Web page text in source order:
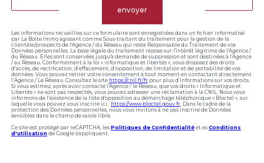
envoyer
Les informations recueillies sur ce formulaire sont enregistrées dans un fichier informatisé
par La Boite Immo agissant comme Sous-traitant du traitement pour la gestion de la
clientèle/prospects de l'Agence / du Réseau qui reste Responsable du Traitement de vos
Données personnelles. La base légale du traitement repose sur l'intérêt légitime de l'Agence /
du Réseau. Elles sont conservées jusqu'à demande de suppression et sont destinées à l'Agence
/ au Réseau. Conformément à la loi « informatique et libertés », vous disposez des droits
d’accès, de rectification, d’effacement, d’opposition, de limitation et de portabilité de vos
données. Vous pouvez retirer votre consentement à tout moment en contactant directement
l’Agence / Le Réseau. Consultez le site https://cnil.fr/fr pour plus d’informations sur vos droits.
Si vous estimez, après avoir contacté l'Agence / le Réseau, que vos droits « Informatique et
Libertés » ne sont pas respectés, vous pouvez adresser une réclamation à la CNIL. Nous vous
informons de l’existence de la liste d'opposition au démarchage téléphonique « Bloctel », sur
laquelle vous pouvez vous inscrire ici : https://www.bloctel.gouv.fr . Dans le cadre de la
protection des Données personnelles, nous vous invitons à ne pas inscrire de Données
sensibles dans le champ de saisie libre.
Ce site est protégé par reCAPTCHA, les Politiques de Confidentialité et es Conditions
d'utilisation de Google s'appliquent.